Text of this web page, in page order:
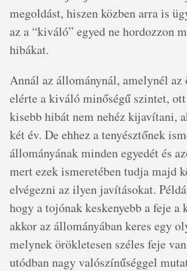
megoldást, hiszen közben arra is
az a “kiváló” egyed ne hordozzon
hibákat.
Annál az állománynál, amelynél az
elérte a kiváló minőségű szintet,
kisebb hibát nem nehéz kijavítani,
két év. De ehhez a tenyésztőnek
állományának minden egyedét és
mert ezek ismeretében tudja majd
elvégezni az ilyen javításokat.
hogy a tojónak keskenyebb a feje a
akkor az állományában keres egy
melynek örökletesen széles feje
utódban nagy valószínűséggel